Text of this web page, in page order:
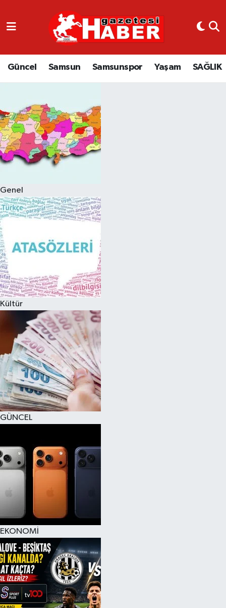
Güncel Samsun Samsunspor Yaşam SAĞLIK
Genel
Kültür
GÜNCEL
EKONOMİ
GÜNCEL
SAMSUN
EKONOMİ
YAŞAM